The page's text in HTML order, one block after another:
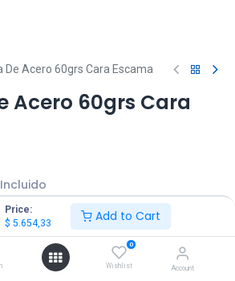
Price:
$ 5.654,33 Add to Cart
0
Wishlist Account
De Acero 60grs Cara Escama
Acero 60grs Cara
Comprar ya!